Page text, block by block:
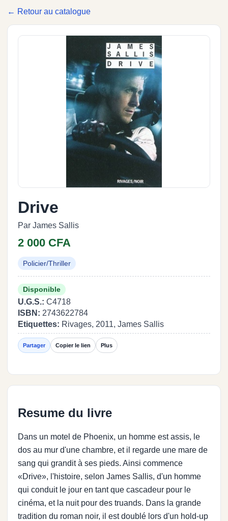
← Retour au catalogue
Drive
Par James Sallis
2 000 CFA
Policier/Thriller
Disponible
U.G.S.: C4718
ISBN: 2743622784
Etiquettes: Rivages, 2011, James Sallis
Partager Copier le lien Plus
Resume du livre
Dans un motel de Phoenix, un homme est assis, le
dos au mur d'une chambre, et il regarde une mare de
sang qui grandit à ses pieds. Ainsi commence
«Drive», l'histoire, selon James Sallis, d'un homme
qui conduit le jour en tant que cascadeur pour le
cinéma, et la nuit pour des truands. Dans la grande
tradition du roman noir, il est doublé lors d'un hold-up